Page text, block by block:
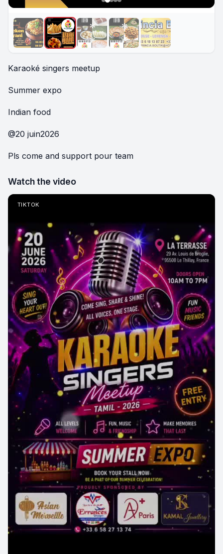
Karaoké singers meetup
Summer expo
Indian food
@20 juin2026
Pls come and support pour team
Watch the video
TIKTOK